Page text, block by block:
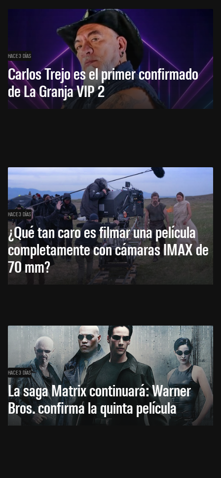
HACE 3 DÍAS
Carlos Trejo es el primer confirmado
de La Granja VIP 2
HACE 3 DÍAS
¿Qué tan caro es filmar una película
completamente con cámaras IMAX de
70 mm?
HACE 3 DÍAS
La saga Matrix continuará: Warner
Bros. confirma la quinta película